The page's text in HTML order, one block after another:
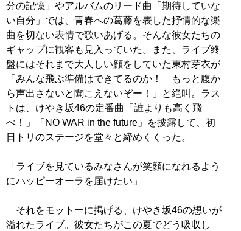
分の記憶」やアルバムのリード曲「期待していな
い自分」では、青春への葛藤を表した抒情的な楽
曲を切ない表情で歌いあげる。そんな彼女たちの
ギャップに観客も見入っていた。また、ライブ終
盤にはそれまで大人しい顔をしていた東村芽衣が
「みんな飛ぶ準備はできてるのか！ もっと腹か
ら声出さないと聞こえないぞー！」と絶叫。ラス
トは、けやき坂46の定番曲「誰よりも高く飛
べ！」「NO WAR in the future」を披露して、初
日トリのステージを堂々と締めくくった。
「ライブを見ているみなさんが笑顔になれるよう
にハッピーオーラを届けたい」
それをモットーに掲げる、けやき坂46の想いが
溢れたライブ。彼女たちがこの夏でどう吸収し